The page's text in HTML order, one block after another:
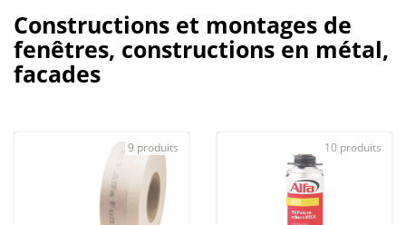
Constructions et montages de
fenêtres, constructions en métal,
facades
9 produits 10 produits